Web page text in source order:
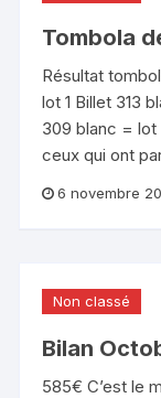
Tombola
Résultat
lot 1 Billet 313
309 blanc =
ceux qui ont
6 novembre
Non classé
Bilan
585€ C’est le